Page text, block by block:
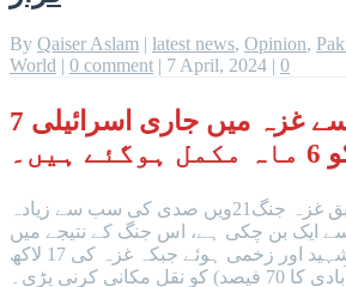
By Qaiser Aslam | latest news, Opinion,
World | 0 comment | 7 April, 2024 | 0
7 اکتوبر 2023 سے غزہ میں جاری اسرائیلی
عرب میڈیا کے مطابق غزہ جنگ21ویں صدی کی سب سے زیادہ
ایک بن چکی ہے، اس جنگ کے نتیجے میں
بڑی تعداد میں شہری شہید اور زخمی ہوئے جبکہ غزہ کی 17 لاکھ